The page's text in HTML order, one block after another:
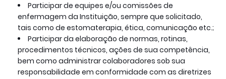
Participar de equipes e/ou comissões de
enfermagem da Instituição, sempre que solicitado,
tais como de estomaterapia, ética, comunicação etc.;
Participar da elaboração de normas, rotinas,
procedimentos técnicos, ações de sua competência,
bem como administrar colaboradores sob sua
responsabilidade em conformidade com as diretrizes